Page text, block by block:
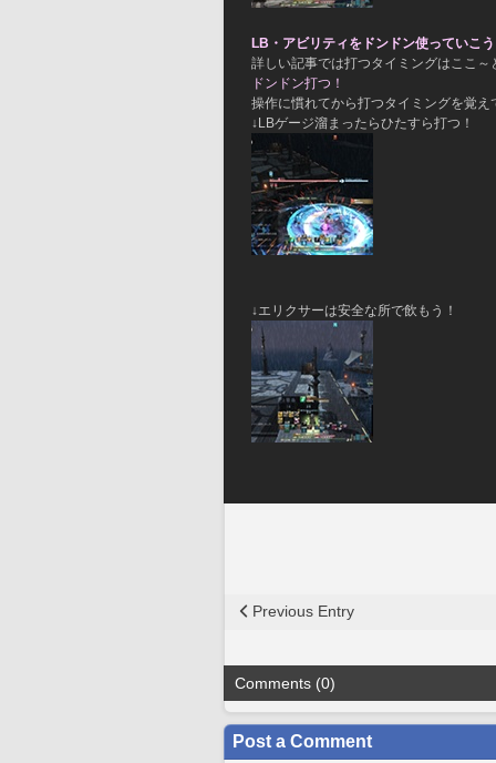
LB・アビリティをドンドン使っていこう
詳しい記事では打つタイミングはここ
ドンドン打つ！
操作に慣れてから打つタイミングを覚え
↓LBゲージ溜まったらひたすら打つ！
↓エリクサーは安全な所で飲もう！
Previous Entry
Comments (0)
Post a Comment